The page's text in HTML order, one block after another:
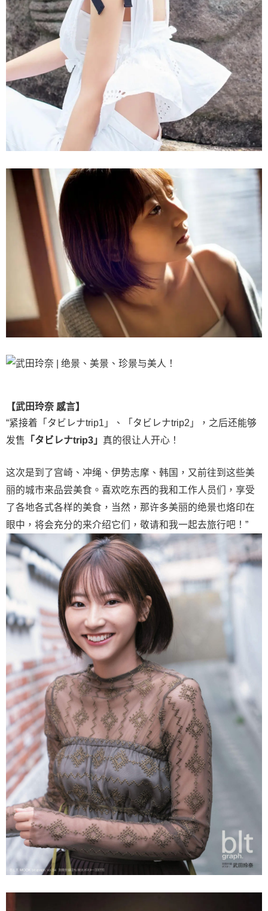
【武田玲奈 感言】
“紧接着「タビレナtrip1」、「タビレナtrip2」，之后还能够
发售 「タビレナtrip3」 真的很让人开心！
这次是到了宫崎、冲绳、伊势志摩、韩国，又前往到这些美
丽的城市来品尝美食。喜欢吃东西的我和工作人员们，享受
了各地各式各样的美食，当然，那许多美丽的绝景也烙印在
眼中，将会充分的来介绍它们，敬请和我一起去旅行吧！”